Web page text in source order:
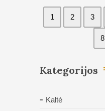
1 2 3
8
Kategorijos
Kaltė